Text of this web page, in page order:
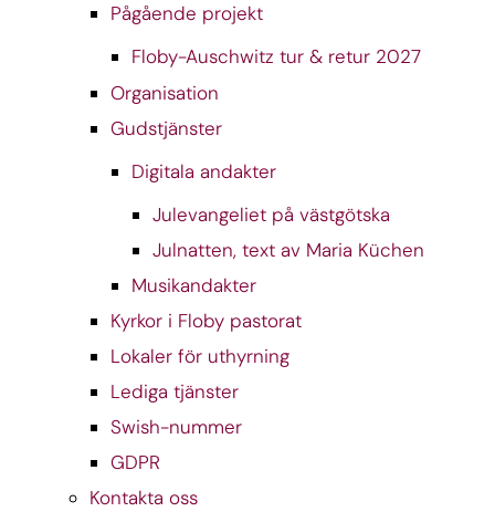
Pågående projekt
Floby-Auschwitz tur & retur 2027
Organisation
Gudstjänster
Digitala andakter
Julevangeliet på västgötska
Julnatten, text av Maria Küchen
Musikandakter
Kyrkor i Floby pastorat
Lokaler för uthyrning
Lediga tjänster
Swish-nummer
GDPR
Kontakta oss